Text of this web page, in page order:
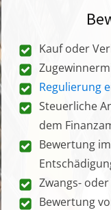
Kauf oder
Regulierung
Steuerliche
dem
Bewertung
Zwangs-
Bewertung